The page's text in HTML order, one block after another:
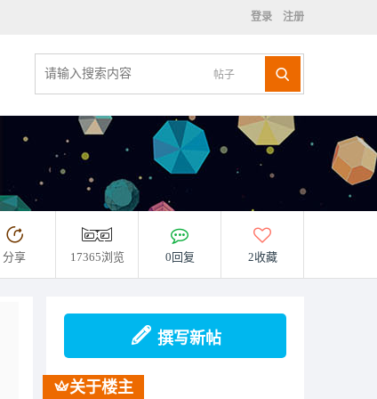
登录 注册
帖子
分享 17365浏览 0回复 2收藏
撰写新帖
关于楼主